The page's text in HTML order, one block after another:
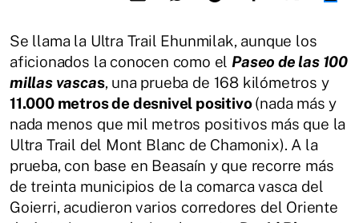
Se llama la Ultra Trail Ehunmilak, aunque los
aficionados la conocen como el Paseo de las 100
millas vascas, una prueba de 168 kilómetros y
11.000 metros de desnivel positivo(nada más y
nada menos que mil metros positivos más que la
Ultra Trail del Mont Blanc de Chamonix). A la
prueba, con base en Beasaín y que recorre más
de treinta municipios de la comarca vasca del
Goierri, acudieron varios corredores del Oriente